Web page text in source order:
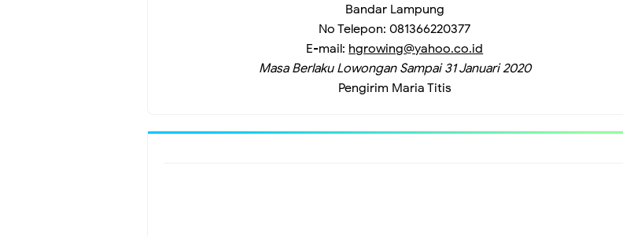
Bandar Lampung
No Telepon: 081366220377
E-mail: hgrowing@yahoo.co.id
Masa Berlaku Lowongan Sampai 31 Januari 2020
Pengirim Maria Titis